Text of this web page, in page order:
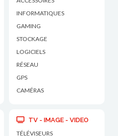
INFORMATIQUES
GAMING
STOCKAGE
LOGICIELS
RÉSEAU
GPS
CAMÉRAS
TV - IMAGE - VIDEO
TÉLÉVISEURS